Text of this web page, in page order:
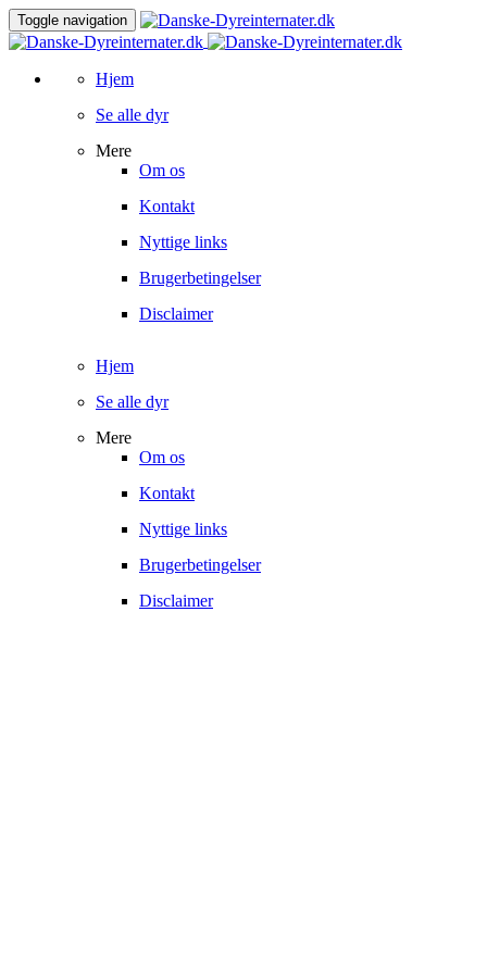
Toggle navigation
Hjem
Se alle dyr
Mere
Om os
Kontakt
Nyttige links
Brugerbetingelser
Disclaimer
Hjem
Se alle dyr
Mere
Om os
Kontakt
Nyttige links
Brugerbetingelser
Disclaimer